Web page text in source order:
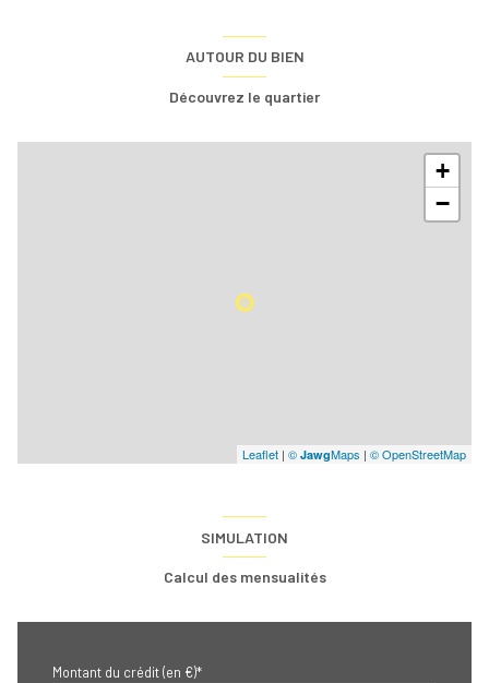
AUTOUR DU BIEN
Découvrez le quartier
+
−
Leaflet | © JawgMaps | © OpenStreetMap
SIMULATION
Calcul des mensualités
Montant du crédit (en €)*